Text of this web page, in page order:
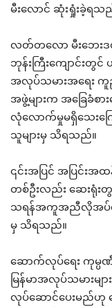
မီးလောင် ဆုံးရှုံးခဲ့ရသ
လတ်တလော မီးဘေးဒ
ဘုန်းကြီးကျောင်းတွင်
အလုပ်သမားအရေး ကူ
အဖွဲ့များက အခြေခံ
လုံလောက်မှုမရှိသေးက
သူများမှ သိရသည်။
၎င်းအပြင် အပြင်း
တစ်ဦးလည်း ဆေးရုံ
သရန်အကူအညီလိုအပ်
မှ သိရသည်။
ဆောက်လုပ်ရေး ကုမ္
မြန်မာအလုပ်သမားမျ
လုပ်ဆောင်ပေးမည်ဟု ပ